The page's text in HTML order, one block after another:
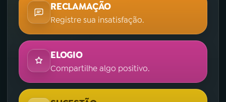
RECLAMAÇÃO
Registre sua insatisfação.
ELOGIO
Compartilhe algo positivo.